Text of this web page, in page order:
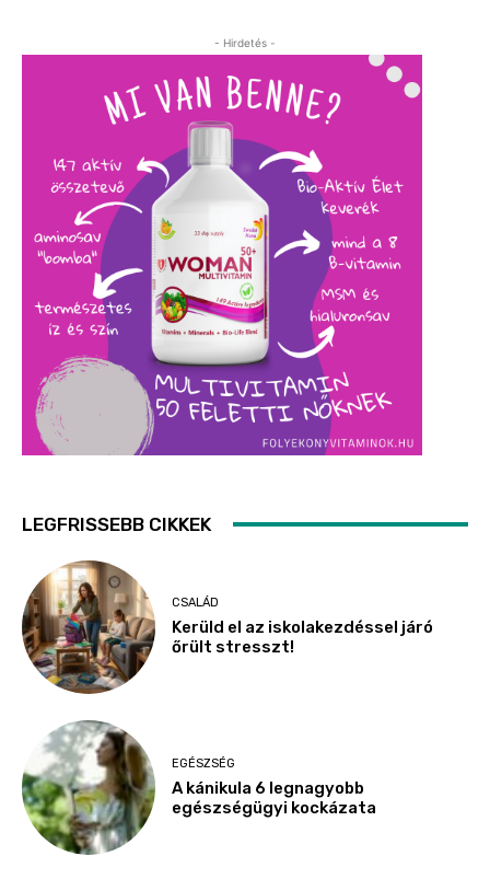
- Hirdetés -
LEGFRISSEBB CIKKEK
CSALÁD
Kerüld el az iskolakezdéssel járó
őrült stresszt!
EGÉSZSÉG
A kánikula 6 legnagyobb
egészségügyi kockázata